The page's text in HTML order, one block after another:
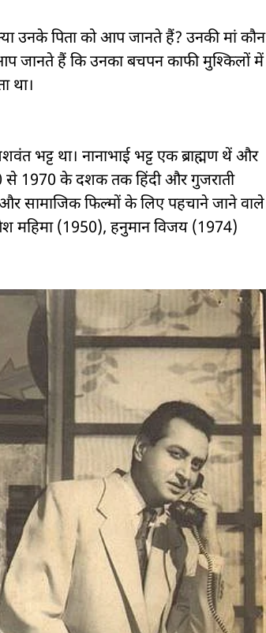
उनके पिता को आप जानते हैं? उनकी मां कौन
जानते हैं कि उनका बचपन काफी मुश्किलों में
था।
भट्ट था। नानाभाई भट्ट एक ब्राह्मण थें और
से 1970 के दशक तक हिंदी और गुजराती
और सामाजिक फिल्मों के लिए पहचाने जाने वाले
महिमा (1950), हनुमान विजय (1974)